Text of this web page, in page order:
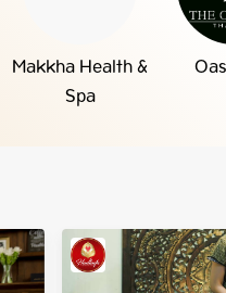
Makkha Health &
Spa